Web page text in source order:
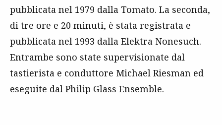
pubblicata nel 1979 dalla Tomato. La seconda,
di tre ore e 20 minuti, è stata registrata e
pubblicata nel 1993 dalla Elektra Nonesuch.
Entrambe sono state supervisionate dal
tastierista e conduttore Michael Riesman ed
eseguite dal Philip Glass Ensemble.